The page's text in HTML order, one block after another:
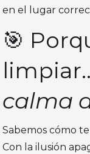
en el lugar
🎯
calma
Sabemos cómo
Con la ilusión